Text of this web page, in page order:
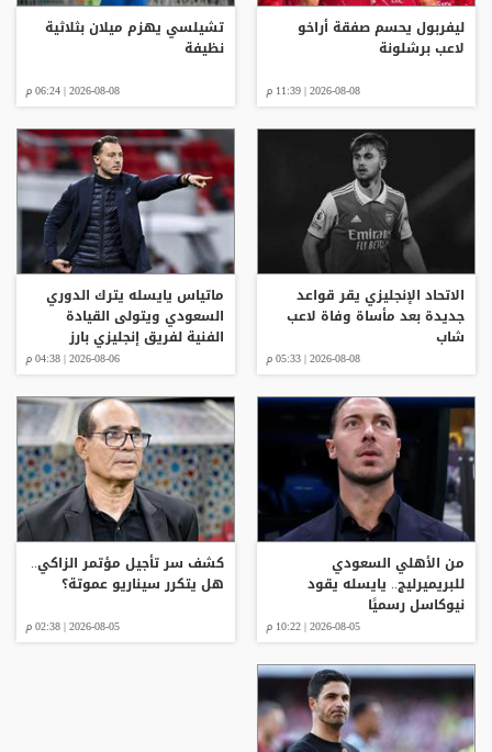
ليفربول يحسم صفقة أراخو
لاعب برشلونة
2026-08-08 | 11:39 م
تشيلسي يهزم ميلان بثلاثية
نظيفة
2026-08-08 | 06:24 م
الاتحاد الإنجليزي يقر قواعد
جديدة بعد مأساة وفاة لاعب
شاب
2026-08-08 | 05:33 م
ماتياس يايسله يترك الدوري
السعودي ويتولى القيادة
الفنية لفريق إنجليزي بارز
2026-08-06 | 04:38 م
من الأهلي السعودي
للبريميرليج.. يايسله يقود
نيوكاسل رسميًا
2026-08-05 | 10:22 م
كشف سر تأجيل مؤتمر الزاكي..
هل يتكرر سيناريو عموتة؟
2026-08-05 | 02:38 م